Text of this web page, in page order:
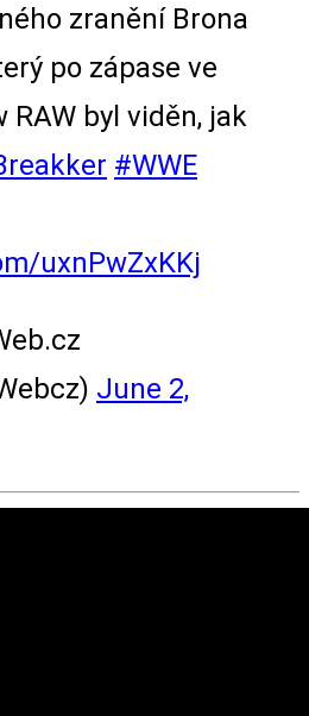
zranění Brona
po zápase ve
RAW byl viděn, jak
#WWE
uxnPwZxKKj
June 2,